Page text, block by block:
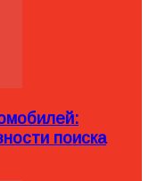
поиска